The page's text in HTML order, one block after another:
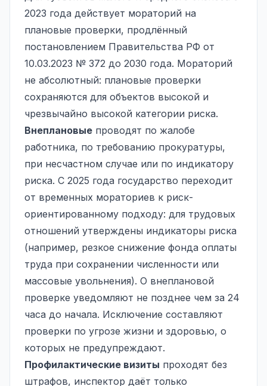
2023 года действует мораторий на
плановые проверки, продлённый
постановлением Правительства РФ от
10.03.2023 № 372 до 2030 года. Мораторий
не абсолютный: плановые проверки
сохраняются для объектов высокой и
чрезвычайно высокой категории риска.
Внеплановые проводят по жалобе
работника, по требованию прокуратуры,
при несчастном случае или по индикатору
риска. С 2025 года государство переходит
от временных мораториев к риск-
ориентированному подходу: для трудовых
отношений утверждены индикаторы риска
(например, резкое снижение фонда оплаты
труда при сохранении численности или
массовые увольнения). О внеплановой
проверке уведомляют не позднее чем за 24
часа до начала. Исключение составляют
проверки по угрозе жизни и здоровью, о
которых не предупреждают.
Профилактические визиты проходят без
штрафов, инспектор даёт только